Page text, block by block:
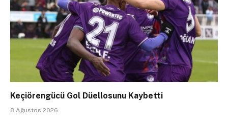
Keçiörengücü Gol Düellosunu Kaybetti
8 Ağustos 2026